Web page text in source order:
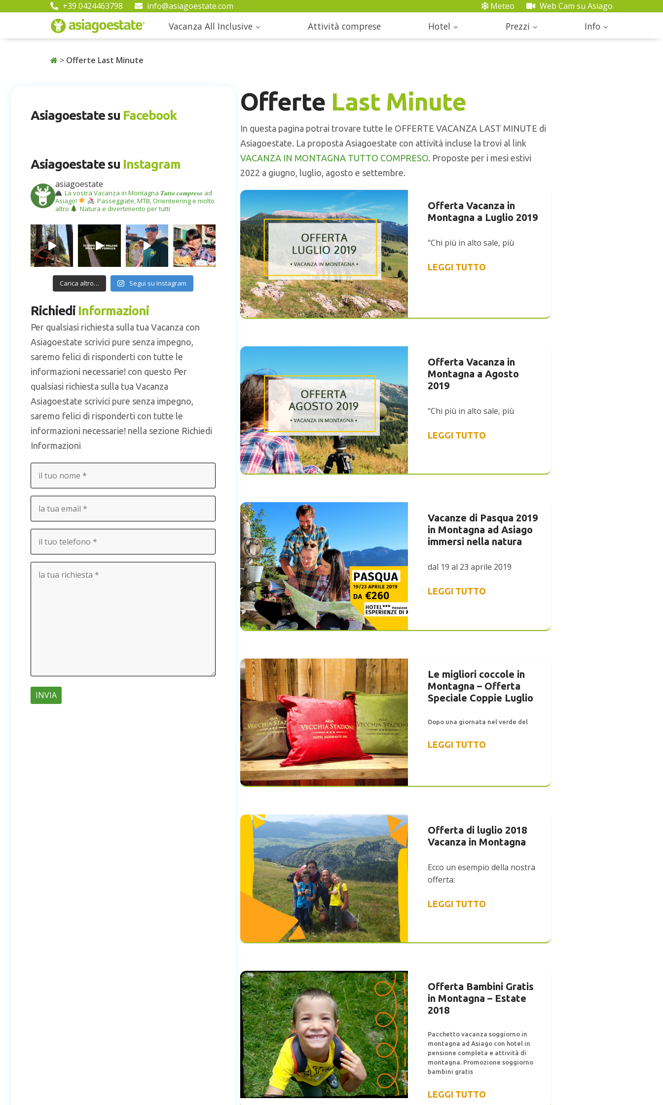
+39 0424463798 info@asiagoestate.com Meteo Web Cam su Asiago
Vacanza All Inclusive Attività comprese Hotel Prezzi Info
> Offerte Last Minute
Asiagoestate su Facebook
Asiagoestate su Instagram
asiagoestate
La vostra Vacanza in Montagna 𝑻𝒖𝒕𝒕𝒐 𝒄𝒐𝒎𝒑𝒓𝒆𝒔𝒐 ad
Asiago!
Passeggiate, MTB, Orienteering e molto
altro
Natura e divertimento per tutti
Carica altro… Segui su Instagram
Richiedi Informazioni
Per qualsiasi richiesta sulla tua Vacanza con
Asiagoestate scrivici pure senza impegno,
saremo felici di risponderti con tutte le
informazioni necessarie! con questo Per
qualsiasi richiesta sulla tua Vacanza
Asiagoestate scrivici pure senza impegno,
saremo felici di risponderti con tutte le
informazioni necessarie! nella sezione Richiedi
Informazioni
Offerte Last Minute
In questa pagina potrai trovare tutte le OFFERTE VACANZA LAST MINUTE di
Asiagoestate. La proposta Asiagoestate con attività incluse la trovi al link
VACANZA IN MONTAGNA TUTTO COMPRESO. Proposte per i mesi estivi
2022 a giugno, luglio, agosto e settembre.
Offerta Vacanza in
Montagna a Luglio 2019
"Chi più in alto sale, più
LEGGI TUTTO
Offerta Vacanza in
Montagna a Agosto
2019
"Chi più in alto sale, più
LEGGI TUTTO
Vacanze di Pasqua 2019
in Montagna ad Asiago
immersi nella natura
dal 19 al 23 aprile 2019
LEGGI TUTTO
Le migliori coccole in
Montagna – Offerta
Speciale Coppie Luglio
Dopo una giornata nel verde del
LEGGI TUTTO
Offerta di luglio 2018
Vacanza in Montagna
Ecco un esempio della nostra
offerta:
LEGGI TUTTO
Offerta Bambini Gratis
in Montagna – Estate
2018
Pacchetto vacanza soggiorno in
montagna ad Asiago con hotel in
pensione completa e attività di
montagna. Promozione soggiorno
bambini gratis
LEGGI TUTTO